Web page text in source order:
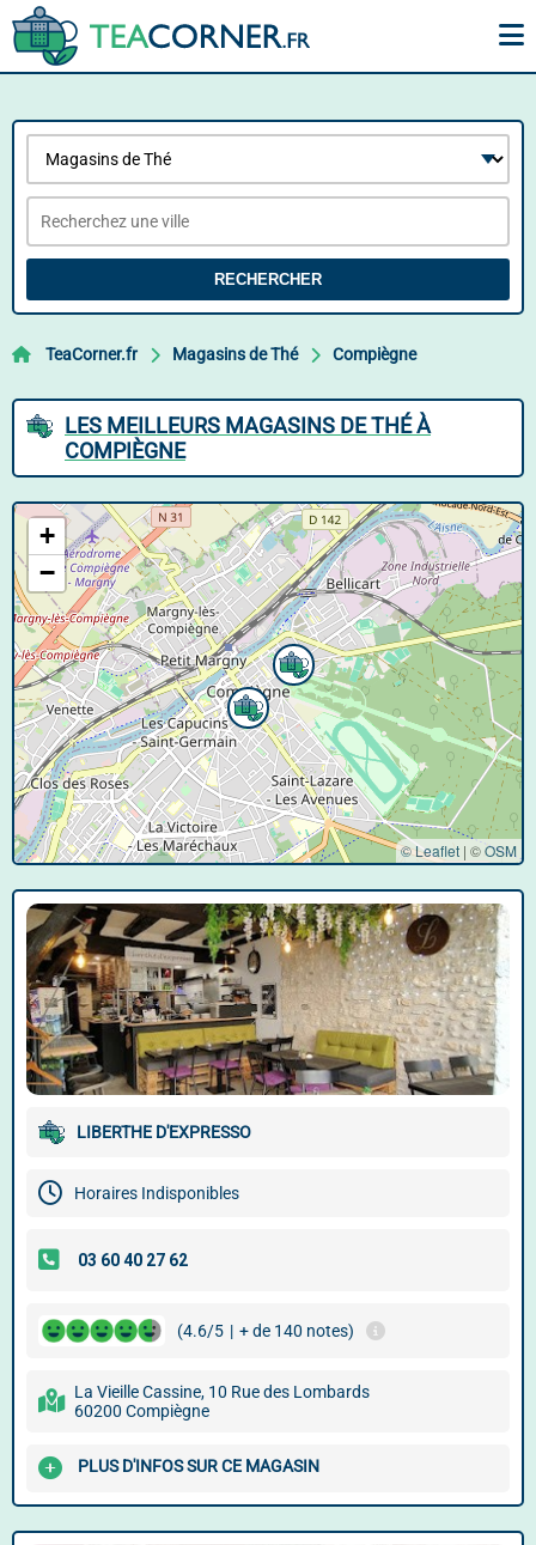
RECHERCHER
TeaCorner.fr Magasins de Thé Compiègne
LES MEILLEURS MAGASINS DE THÉ À
COMPIÈGNE
+
−
© Leaflet | ©OSM
LIBERTHE D'EXPRESSO
Horaires Indisponibles
(4.6/5 | + de 140 notes)
La Vieille Cassine, 10 Rue des Lombards
60200 Compiègne
PLUS D'INFOS SUR CE MAGASIN